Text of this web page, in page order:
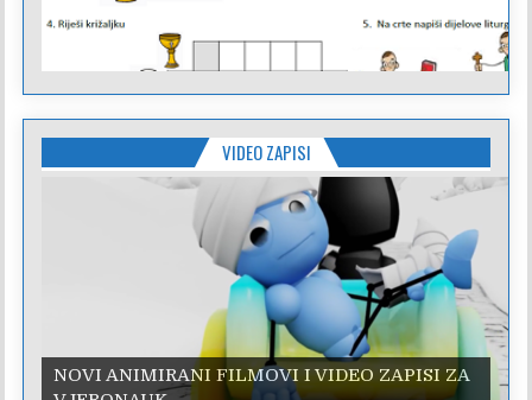
VIDEO ZAPISI
NOVI ANIMIRANI FILMOVI I VIDEO ZAPISI ZA